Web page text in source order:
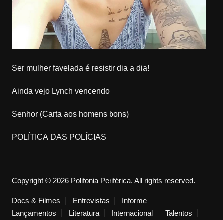
Ser mulher favelada é resistir dia a dia!
Ainda vejo Lynch vencendo
Senhor (Carta aos homens bons)
POLÍTICA DAS POLÍCIAS
Copyright © 2026 Polifonia Periférica. All rights reserved.
Docs & Filmes Entrevistas
Informe
Lançamentos
Literatura Internacional Talentos